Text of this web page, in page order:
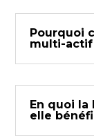
Pourquoi
multi-actif
En quoi la
elle